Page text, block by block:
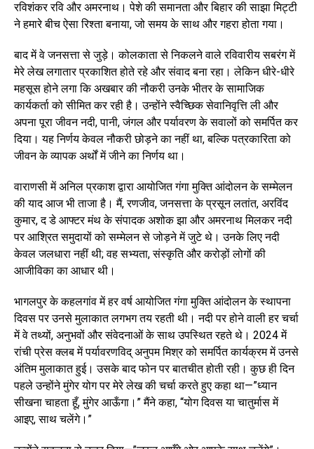
रविशंकर रवि और अमरनाथ। पेशे की समानता और बिहार की साझा मिट्टी
ने हमारे बीच ऐसा रिश्ता बनाया, जो समय के साथ और गहरा होता गया।
बाद में वे जनसत्ता से जुड़े। कोलकाता से निकलने वाले रविवारीय सबरंग में
मेरे लेख लगातार प्रकाशित होते रहे और संवाद बना रहा। लेकिन धीरे-धीरे
महसूस होने लगा कि अखबार की नौकरी उनके भीतर के सामाजिक
कार्यकर्ता को सीमित कर रही है। उन्होंने स्वैच्छिक सेवानिवृत्ति ली और
अपना पूरा जीवन नदी, पानी, जंगल और पर्यावरण के सवालों को समर्पित कर
दिया। यह निर्णय केवल नौकरी छोड़ने का नहीं था, बल्कि पत्रकारिता को
जीवन के व्यापक अर्थों में जीने का निर्णय था।
वाराणसी में अनिल प्रकाश द्वारा आयोजित गंगा मुक्ति आंदोलन के सम्मेलन
की याद आज भी ताजा है। मैं, रणजीव, जनसत्ता के प्रसून लतांत, अरविंद
कुमार, द डे आफ्टर मंथ के संपादक अशोक झा और अमरनाथ मिलकर नदी
पर आश्रित समुदायों को सम्मेलन से जोड़ने में जुटे थे। उनके लिए नदी
केवल जलधारा नहीं थी; वह सभ्यता, संस्कृति और करोड़ों लोगों की
आजीविका का आधार थी।
भागलपुर के कहलगांव में हर वर्ष आयोजित गंगा मुक्ति आंदोलन के स्थापना
दिवस पर उनसे मुलाकात लगभग तय रहती थी। नदी पर होने वाली हर चर्चा
में वे तथ्यों, अनुभवों और संवेदनाओं के साथ उपस्थित रहते थे। 2024 में
रांची प्रेस क्लब में पर्यावरणविद् अनुपम मिश्र को समर्पित कार्यक्रम में उनसे
अंतिम मुलाकात हुई। उसके बाद फोन पर बातचीत होती रही। कुछ ही दिन
पहले उन्होंने मुंगेर योग पर मेरे लेख की चर्चा करते हुए कहा था—”ध्यान
सीखना चाहता हूँ, मुंगेर आऊँगा।” मैंने कहा, “योग दिवस या चातुर्मास में
आइए, साथ चलेंगे।”